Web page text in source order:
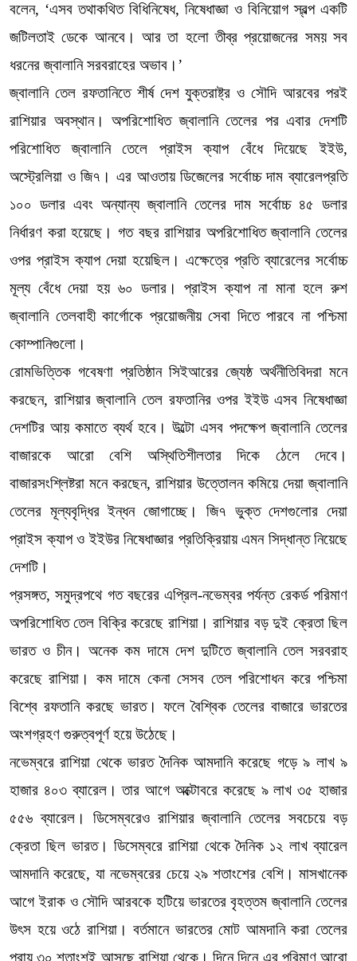
বলেন, ‘এসব তথাকথিত বিধিনিষেধ, নিষেধাজ্ঞা ও বিনিয়োগ স্বল্প একটি
জটিলতাই ডেকে আনবে। আর তা হলো তীব্র প্রয়োজনের সময় সব
ধরনের জ্বালানি সরবরাহের অভাব।’
জ্বালানি তেল রফতানিতে শীর্ষ দেশ যুক্তরাষ্ট্র ও সৌদি আরবের পরই
রাশিয়ার অবস্থান। অপরিশোধিত জ্বালানি তেলের পর এবার দেশটি
পরিশোধিত জ্বালানি তেলে প্রাইস ক্যাপ বেঁধে দিয়েছে ইইউ,
অস্ট্রেলিয়া ও জি৭। এর আওতায় ডিজেলের সর্বোচ্চ দাম ব্যারেলপ্রতি
১০০ ডলার এবং অন্যান্য জ্বালানি তেলের দাম সর্বোচ্চ ৪৫ ডলার
নির্ধারণ করা হয়েছে। গত বছর রাশিয়ার অপরিশোধিত জ্বালানি তেলের
ওপর প্রাইস ক্যাপ দেয়া হয়েছিল। এক্ষেত্রে প্রতি ব্যারেলের সর্বোচ্চ
মূল্য বেঁধে দেয়া হয় ৬০ ডলার। প্রাইস ক্যাপ না মানা হলে রুশ
জ্বালানি তেলবাহী কার্গোকে প্রয়োজনীয় সেবা দিতে পারবে না পশ্চিমা
কোম্পানিগুলো।
রোমভিত্তিক গবেষণা প্রতিষ্ঠান সিইআরের জ্যেষ্ঠ অর্থনীতিবিদরা মনে
করছেন, রাশিয়ার জ্বালানি তেল রফতানির ওপর ইইউ এসব নিষেধাজ্ঞা
দেশটির আয় কমাতে ব্যর্থ হবে। উল্টো এসব পদক্ষেপ জ্বালানি তেলের
বাজারকে আরো বেশি অস্থিতিশীলতার দিকে ঠেলে দেবে।
বাজারসংশ্লিষ্টরা মনে করছেন, রাশিয়ার উত্তোলন কমিয়ে দেয়া জ্বালানি
তেলের মূল্যবৃদ্ধির ইন্ধন জোগাচ্ছে। জি৭ ভুক্ত দেশগুলোর দেয়া
প্রাইস ক্যাপ ও ইইউর নিষেধাজ্ঞার প্রতিক্রিয়ায় এমন সিদ্ধান্ত নিয়েছে
দেশটি।
প্রসঙ্গত, সমুদ্রপথে গত বছরের এপ্রিল-নভেম্বর পর্যন্ত রেকর্ড পরিমাণ
অপরিশোধিত তেল বিক্রি করেছে রাশিয়া। রাশিয়ার বড় দুই ক্রেতা ছিল
ভারত ও চীন। অনেক কম দামে দেশ দুটিতে জ্বালানি তেল সরবরাহ
করেছে রাশিয়া। কম দামে কেনা সেসব তেল পরিশোধন করে পশ্চিমা
বিশ্বে রফতানি করছে ভারত। ফলে বৈশ্বিক তেলের বাজারে ভারতের
অংশগ্রহণ গুরুত্বপূর্ণ হয়ে উঠেছে।
নভেম্বরে রাশিয়া থেকে ভারত দৈনিক আমদানি করেছে গড়ে ৯ লাখ ৯
হাজার ৪০৩ ব্যারেল। তার আগে অক্টোবরে করেছে ৯ লাখ ৩৫ হাজার
৫৫৬ ব্যারেল। ডিসেম্বরেও রাশিয়ার জ্বালানি তেলের সবচেয়ে বড়
ক্রেতা ছিল ভারত। ডিসেম্বরে রাশিয়া থেকে দৈনিক ১২ লাখ ব্যারেল
আমদানি করেছে, যা নভেম্বরের চেয়ে ২৯ শতাংশের বেশি। মাসখানেক
আগে ইরাক ও সৌদি আরবকে হটিয়ে ভারতের বৃহত্তম জ্বালানি তেলের
উৎস হয়ে ওঠে রাশিয়া। বর্তমানে ভারতের মোট আমদানি করা তেলের
প্রায় ৩০ শতাংশই আসছে রাশিয়া থেকে। দিনে দিনে এর পরিমাণ আরো